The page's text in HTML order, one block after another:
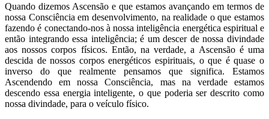
Quando dizemos Ascensão e que estamos avançando em termos de
nossa Consciência em desenvolvimento, na realidade o que estamos
fazendo é conectando-nos à nossa inteligência energética espiritual e
então integrando essa inteligência; é um descer de nossa divindade
aos nossos corpos físicos. Então, na verdade, a Ascensão é uma
descida de nossos corpos energéticos espirituais, o que é quase o
inverso do que realmente pensamos que significa. Estamos
Ascendendo em nossa Consciência, mas na verdade estamos
descendo essa energia inteligente, o que poderia ser descrito como
nossa divindade, para o veículo físico.